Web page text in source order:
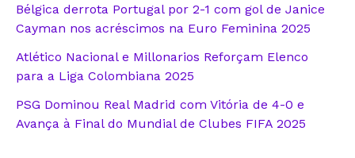
Bélgica derrota Portugal por 2-1 com gol de Janice
Cayman nos acréscimos na Euro Feminina 2025
Atlético Nacional e Millonarios Reforçam Elenco
para a Liga Colombiana 2025
PSG Dominou Real Madrid com Vitória de 4-0 e
Avança à Final do Mundial de Clubes FIFA 2025